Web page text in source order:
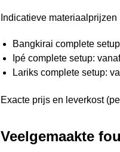
Indicatieve
Bangkirai complete
Ipé complete setup:
Lariks complete setup:
Exacte prijs en leverkost
Veelgemaakte